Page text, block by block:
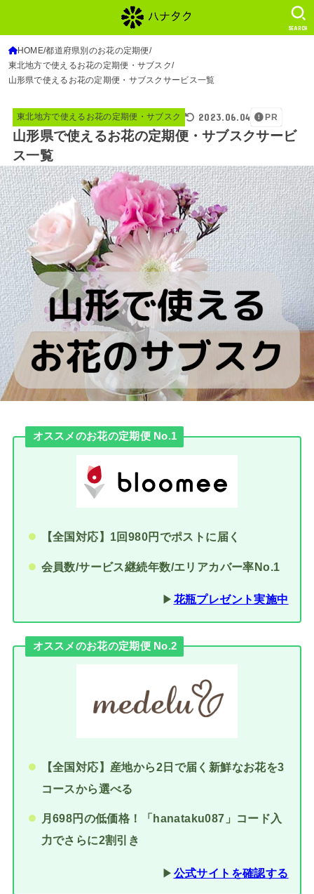
SEARCH
HOME 都道府県別のお花の定期便
東北地方で使えるお花の定期便・サブスク
山形県で使えるお花の定期便・サブスクサービス一覧
東北地方で使えるお花の定期便・サブスク 2023.06.04 PR
山形県で使えるお花の定期便・サブスクサービ
ス一覧
オススメのお花の定期便 No.1
【全国対応】1回980円でポストに届く
会員数/サービス継続年数/エリアカバー率No.1
▶︎ 花瓶プレゼント実施中
オススメのお花の定期便 No.2
【全国対応】産地から2日で届く新鮮なお花を3
コースから選べる
月698円の低価格！「hanataku087」コード入
力でさらに2割引き
▶︎ 公式サイトを確認する